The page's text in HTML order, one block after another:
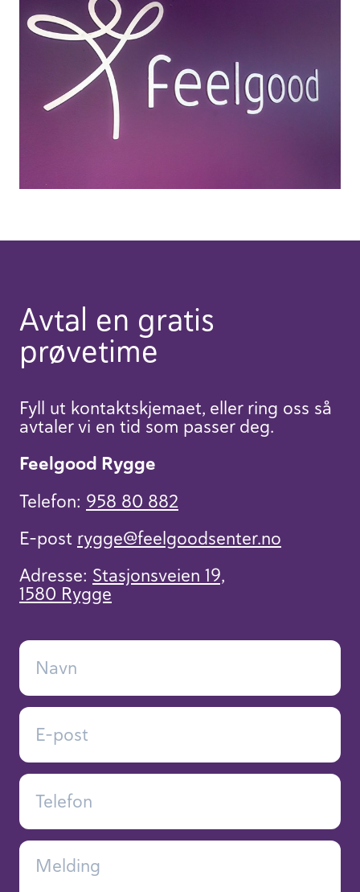
Avtal en gratis
prøvetime
Fyll ut kontaktskjemaet, eller ring oss så
avtaler vi en tid som passer deg.
Feelgood Rygge
Telefon: 958 80 882
E-post rygge​@feelgoodsenter.no
Adresse: Stasjonsveien 19,
1580 Rygge